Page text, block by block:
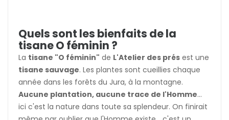
Quels sont les bienfaits de la
tisane O féminin ?
La tisane "O féminin" de L'Atelier des prés est une
tisane sauvage. Les plantes sont cueillies chaque
année dans les forêts du Jura, à la montagne.
Aucune plantation, aucune trace de l'Homme...
ici c'est la nature dans toute sa splendeur. On finirait